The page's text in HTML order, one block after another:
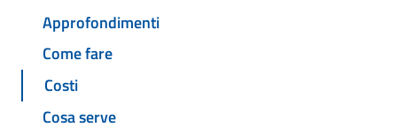
Approfondimenti
Come fare
Costi
Cosa serve